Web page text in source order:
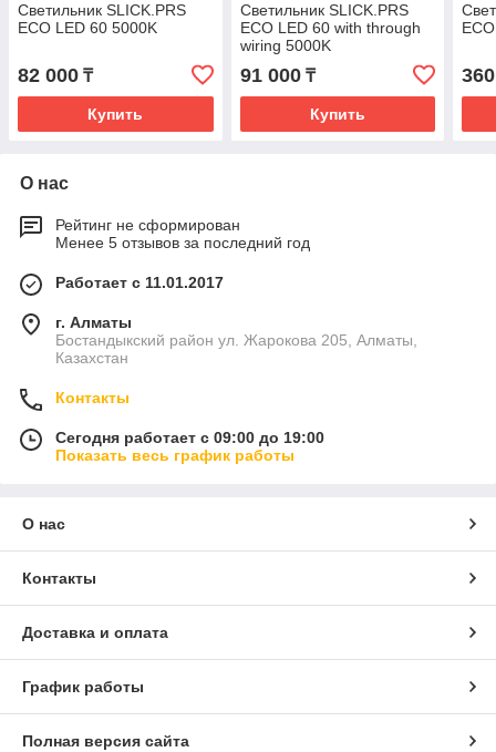
Светильник SLICK.PRS
ECO LED 60 5000K
82 000 ₸
Купить
Светильник SLICK.PRS
ECO LED 60 with through
wiring 5000K
91 000₸
Купить
О нас
Рейтинг не сформирован
Менее 5 отзывов за последний год
Работает с 11.01.2017
г. Алматы
Бостандыкский район ул. Жарокова 205, Алматы,
Казахстан
Контакты
Сегодня работает с 09:00 до 19:00
Показать весь график работы
О нас
Контакты
Доставка и оплата
График работы
Полная версия сайта